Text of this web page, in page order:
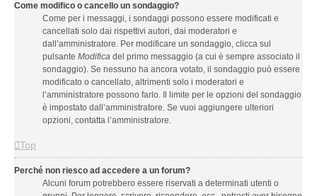
Come modifico o cancello un sondaggio?
Come per i messaggi, i sondaggi possono essere modificati e
cancellati solo dai rispettivi autori, dai moderatori e
dall’amministratore. Per modificare un sondaggio, clicca sul
pulsante Modifica del primo messaggio (a cui è sempre associato il
sondaggio). Se nessuno ha ancora votato, il sondaggio può essere
modificato o cancellato, altrimenti solo i moderatori e
l’amministratore possono farlo. Il limite per le opzioni del sondaggio
è impostato dall’amministratore. Se vuoi aggiungere ulteriori
opzioni, contatta l’amministratore.
Top
Perché non riesco ad accedere a un forum?
Alcuni forum potrebbero essere riservati a determinati utenti o